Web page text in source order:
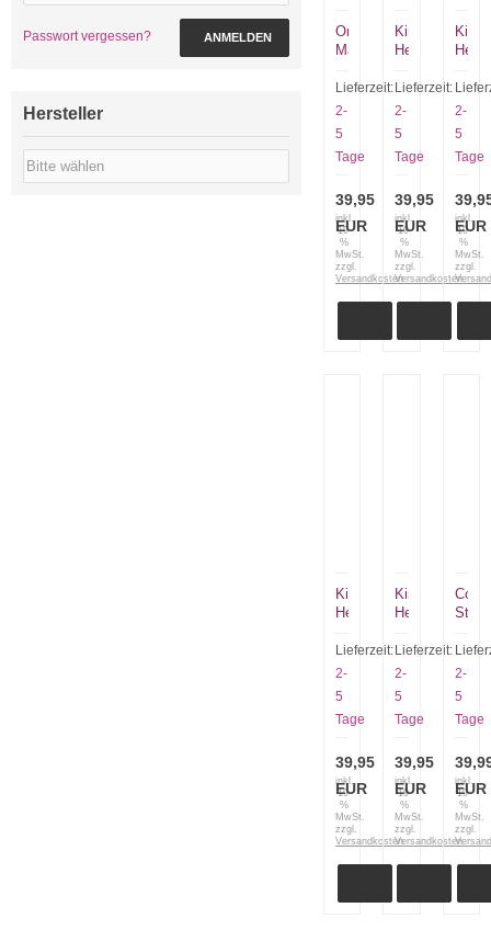
Ontario
Machete
PKG
ohne
Scheide
Lieferzeit:
2-
5
Tage
39,95
EUR
inkl.
19
%
MwSt.
zzgl.
Versandkosten
Kindermesser
Herbertz
mit
rotem
Griff
Lieferzeit:
2-
5
Tage
39,95
EUR
inkl.
19
%
MwSt.
zzgl.
Versandkosten
mit
Griff
2-
5
Tage
EUR
inkl.
19
%
MwSt.
zzgl.
Kindermesser
Herbertz
mit
schwarzem
Griff
53061
Lieferzeit:
2-
5
Tage
39,95
EUR
inkl.
19
%
MwSt.
zzgl.
Versandkosten
Kindermesser
Herbertz
mit
blauem
Griff
53064
Lieferzeit:
2-
5
Tage
39,95
EUR
inkl.
19
%
MwSt.
zzgl.
Versandkosten
Cold
Steel
Bird
and
2-
5
Tage
EUR
inkl.
19
%
MwSt.
zzgl.
Passwort vergessen? ANMELDEN
Hersteller